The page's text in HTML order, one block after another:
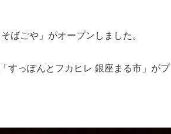
ばごや」がオープンしました。
すっぽんとフカヒレ 銀座まる市」がプ